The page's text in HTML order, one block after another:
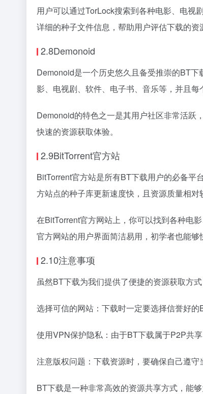
用户可以通过TorLock搜索到各种电影、电视
详细的种子文件信息，帮助用户评估下载的资
2.8Demonoid
Demonoid是一个历史悠久且备受推崇的BT
影、电视剧、软件、电子书、音乐等，并且每
Demonoid的特色之一是其用户社区非常活跃
快速的资源获取体验。
2.9BitTorrent官方站
BitTorrent官方站是所有BT下载用户的必备平
方站点的种子库更新速度快，且资源质量相对
在BitTorrent官方网站上，你可以找到各种电
官方网站的用户界面简洁易用，初学者也能够
2.10注意事项
虽然BT下载为我们提供了便捷的资源获取方
选择可信的网站：下载时一定要选择信誉好的
使用VPN保护隐私：由于BT下载属于P2P共
注意版权问题：下载资源时，要确保自己遵守
BT下载是一种非常高效的资源共享方式，能